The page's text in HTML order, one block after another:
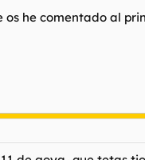
os he comentado al